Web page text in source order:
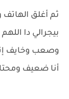
ثم أغلق الهاتف
بيجرالي دا
وصعب وخايف
أنا ضعيف